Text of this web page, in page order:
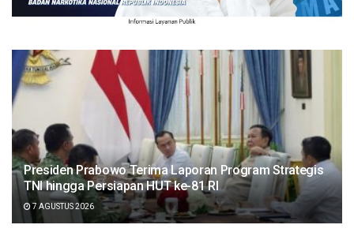
Presiden Prabowo Terima Laporan Program Strategis
TNI hingga Persiapan HUT ke-81 RI
7 AGUSTUS 2026